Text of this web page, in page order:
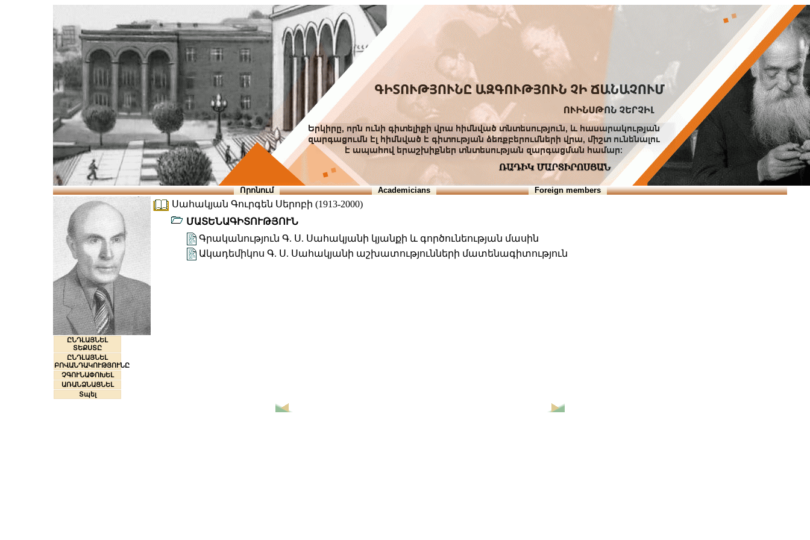
Տուն Օգնություն ՆԱԽԱՊԱՏՎՈՒԹՅՈՒՆՆԵՐ
Որոնում Academicians Foreign members
ԸՆԴԼԱՅՆԵԼ
ՏԵՔՍՏԸ
ԸՆԴԼԱՅՆԵԼ
ԲՈՎԱՆԴԱԿՈՒԹՅՈՒՆԸ
ՉԳՈՒՆԱՓՈԽԵԼ
ԱՌԱՆՁՆԱՑՆԵԼ
Տպել
Սահակյան Գուրգեն Սերոբի (1913-2000)
ՄԱՏԵՆԱԳԻՏՈՒԹՅՈՒՆ
Գրականություն Գ. Ս. Սահակյանի կյանքի և գործունեության մասին
Ակադեմիկոս Գ. Ս. Սահակյանի աշխատությունների մատենագիտություն